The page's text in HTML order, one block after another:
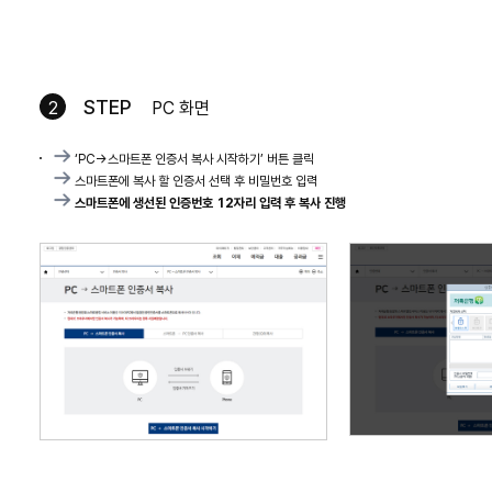
메뉴선택 화면
2 STEP PC 화면
‘PC→스마트폰 인증서 복사 시작하기’ 버튼 클릭
스마트폰에 복사 할 인증서 선택 후 비밀번호 입력
스마트폰에 생선된 인증번호 12자리 입력 후 복사 진행